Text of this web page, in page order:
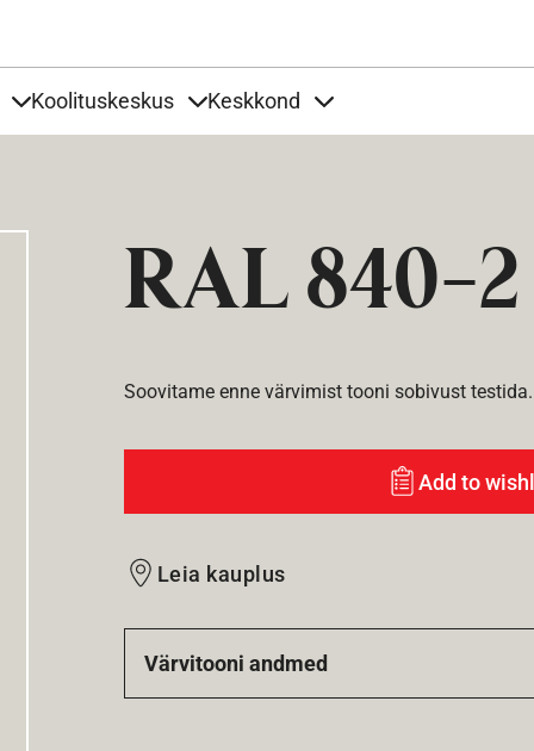
Koolituskeskus Keskkond
RAL 840-2
Soovitame enne värvimist tooni sobivust testida.
Add to
Leia kauplus
Värvitooni andmed